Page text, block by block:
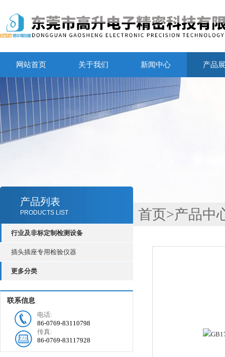
网站首页 关于我们 新闻中心 产品
产品列表
PRODUCTS LIST
行业及非标定制检测设备
插头插座专用检验仪器
更多分类
联系信息
电话:
86-0769-83110798
传真:
86-0769-83117928
首页>产品中